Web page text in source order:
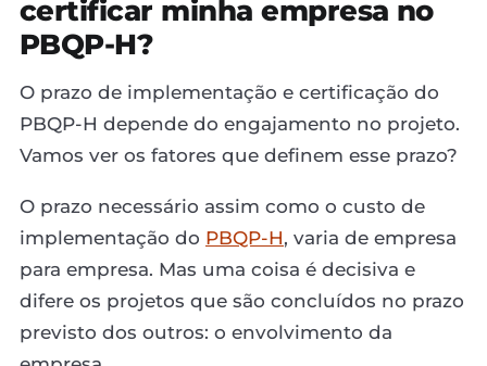
certificar minha empresa no
PBQP-H?
O prazo de implementação e certificação do
PBQP-H depende do engajamento no projeto.
Vamos ver os fatores que definem esse prazo?
O prazo necessário assim como o custo de
implementação do PBQP-H, varia de empresa
para empresa. Mas uma coisa é decisiva e
difere os projetos que são concluídos no prazo
previsto dos outros: o envolvimento da